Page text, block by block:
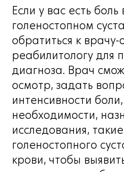
Если у вас есть боль
голеностопном
обратиться к
реабилитологу для
диагноза. Врач
осмотр, задать
интенсивности
необходимости,
исследования,
голеностопного
крови, чтобы